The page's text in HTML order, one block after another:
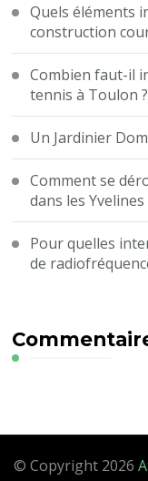
Quels éléments
construction
Combien faut-il
tennis à Toulon ?
Un Jardinier
Comment se
dans les Yvelines
Pour quelles
de
© Copyright 2026